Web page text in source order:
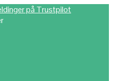
på Trustpilot